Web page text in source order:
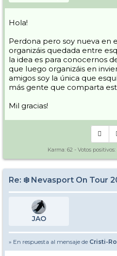
Hola!
Perdona pero soy nueva en
organizáis quedada entre
la idea es para conocernos
que luego organizáis en
amigos soy la única que
más gente que comparta
Mil gracias!
Karma: 62 - Votos positivos:
Re: ❄️ Nevasport On Tour
JAO
» En respuesta al mensaje de Cristi-